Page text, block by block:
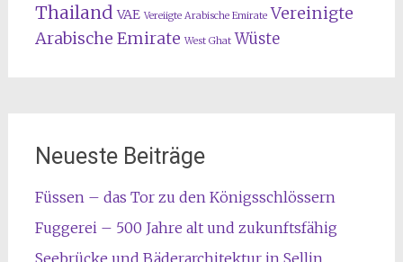
Thailand VAE Vereiigte Arabische Emirate Vereinigte
Arabische Emirate West Ghat Wüste
Neueste Beiträge
Füssen – das Tor zu den Königsschlössern
Fuggerei – 500 Jahre alt und zukunftsfähig